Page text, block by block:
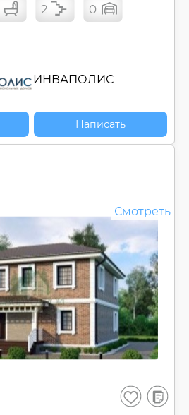
2 0
ИНВАПОЛИС
Написать
Смотреть
Сохранить
В